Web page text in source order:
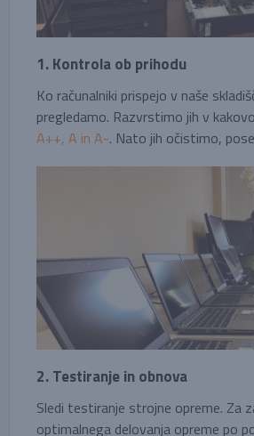
1. Kontrola ob prihodu
Ko računalniki prispejo v naše
pregledamo. Razvrstimo jih v
A++, A in A-. Nato jih očistimo,
2. Testiranje in obnova
Sledi testiranje strojne opreme. Za
optimalnega delovanja opreme po